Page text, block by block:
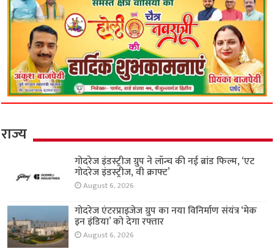
राज्य
गोदरेज इंडस्ट्रीज ग्रुप ने लॉन्च की नई ब्रांड फिल्म, ‘एट
गोदरेज इंडस्ट्रीज, वी क्राफ्ट’
August 6, 2026
गोदरेज एंटरप्राइजेज ग्रुप का नया विनिर्माण संयंत्र ‘मेक
इन इंडिया’ को देगा रफ्तार
August 6, 2026